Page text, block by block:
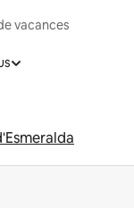
vacances